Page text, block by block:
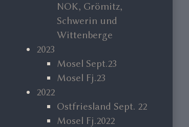
NOK, Grömitz,
Schwerin und
Wittenberge
2023
Mosel Sept.23
Mosel Fj.23
2022
Ostfriesland Sept. 22
Mosel Fj.2022